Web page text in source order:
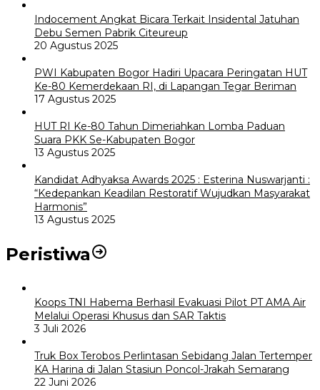
Indocement Angkat Bicara Terkait Insidental Jatuhan
Debu Semen Pabrik Citeureup
20 Agustus 2025
PWI Kabupaten Bogor Hadiri Upacara Peringatan HUT
Ke-80 Kemerdekaan RI, di Lapangan Tegar Beriman
17 Agustus 2025
HUT RI Ke-80 Tahun Dimeriahkan Lomba Paduan
Suara PKK Se-Kabupaten Bogor
13 Agustus 2025
Kandidat Adhyaksa Awards 2025 : Esterina Nuswarjanti :
“Kedepankan Keadilan Restoratif Wujudkan Masyarakat
Harmonis”
13 Agustus 2025
Peristiwa
Koops TNI Habema Berhasil Evakuasi Pilot PT AMA Air
Melalui Operasi Khusus dan SAR Taktis
3 Juli 2026
Truk Box Terobos Perlintasan Sebidang Jalan Tertemper
KA Harina di Jalan Stasiun Poncol-Jrakah Semarang
22 Juni 2026